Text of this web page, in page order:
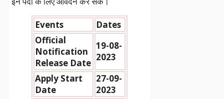
Events
Dates
Official
Notification
Release Date
19-08-
2023
Apply Start
Date
27-09-
2023